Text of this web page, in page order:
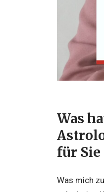
Was
für
Was mich